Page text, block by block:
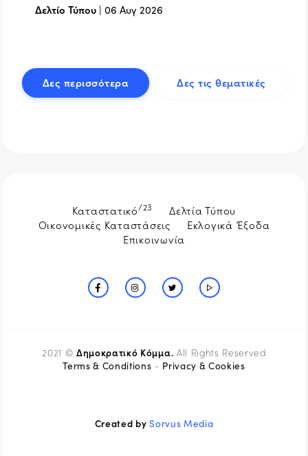
Δελτίο Τύπου |06 Αυγ 2026
Δες περισσότερα Δες τις θεματικές
Καταστατικό/23
Δελτία Τύπου
Οικονομικές Καταστάσεις
Εκλογικά Έξοδα
Επικοινωνία
2021 ©Δημοκρατικό Κόμμα. All Rights Reserved
Terms & Conditions - Privacy & Cookies
Created bySorvus Media